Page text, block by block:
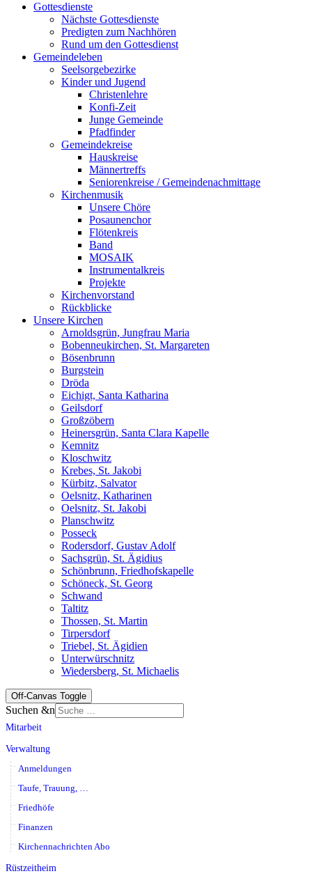
Gottesdienste
Nächste Gottesdienste
Predigten zum Nachhören
Rund um den Gottesdienst
Gemeindeleben
Seelsorgebezirke
Kinder und Jugend
Christenlehre
Konfi-Zeit
Junge Gemeinde
Pfadfinder
Gemeindekreise
Hauskreise
Männertreffs
Seniorenkreise / Gemeindenachmittage
Kirchenmusik
Unsere Chöre
Posaunenchor
Flötenkreis
Band
MOSAIK
Instrumentalkreis
Projekte
Kirchenvorstand
Rückblicke
Unsere Kirchen
Arnoldsgrün, Jungfrau Maria
Bobenneukirchen, St. Margareten
Bösenbrunn
Burgstein
Dröda
Eichigt, Santa Katharina
Geilsdorf
Großzöbern
Heinersgrün, Santa Clara Kapelle
Kemnitz
Kloschwitz
Krebes, St. Jakobi
Kürbitz, Salvator
Oelsnitz, Katharinen
Oelsnitz, St. Jakobi
Planschwitz
Posseck
Rodersdorf, Gustav Adolf
Sachsgrün, St. Ägidius
Schönbrunn, Friedhofskapelle
Schöneck, St. Georg
Schwand
Taltitz
Thossen, St. Martin
Tirpersdorf
Triebel, St. Ägidien
Unterwürschnitz
Wiedersberg, St. Michaelis
Off-Canvas Toggle
Suchen &n
Mitarbeit
Verwaltung
Anmeldungen
Taufe, Trauung, …
Friedhöfe
Finanzen
Kirchennachrichten Abo
Rüstzeitheim